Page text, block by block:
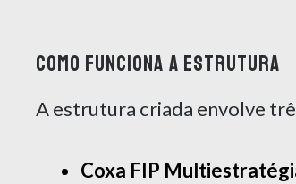
COMO FUNCIONA A ESTRUTURA
A estrutura criada envolve
Coxa FIP